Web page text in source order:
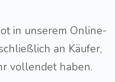
in unserem Online-
an Käufer,
vollendet haben.